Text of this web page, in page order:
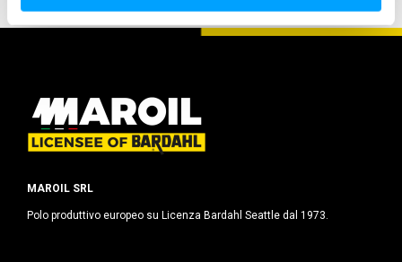
MAROIL SRL
Polo produttivo europeo su Licenza Bardahl Seattle dal 1973.